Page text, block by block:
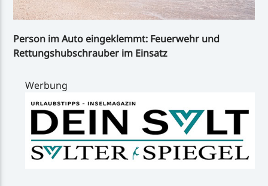
Person im Auto eingeklemmt: Feuerwehr und
Rettungshubschrauber im Einsatz
Werbung